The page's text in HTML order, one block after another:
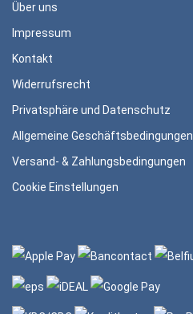
Über uns
Impressum
Kontakt
Widerrufsrecht
Privatsphäre und Datenschutz
Allgemeine Geschäftsbedingungen
Versand- & Zahlungsbedingungen
Cookie Einstellungen